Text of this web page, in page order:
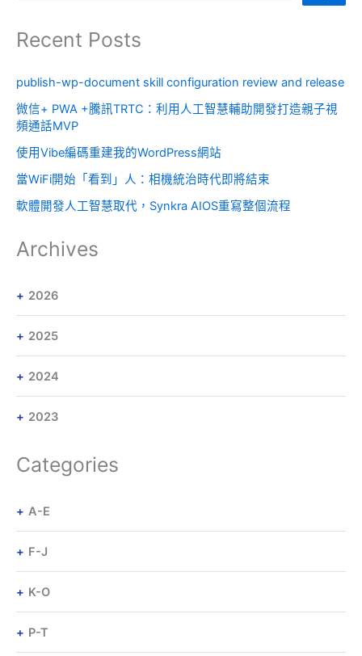
Recent Posts
publish-wp-document skill configuration review and release
微信+ PWA +騰訊TRTC：利用人工智慧輔助開發打造親子視
頻通話MVP
使用Vibe編碼重建我的WordPress網站
當WiFi開始「看到」人：相機統治時代即將結束
軟體開發人工智慧取代，Synkra AIOS重寫整個流程
Archives
2026
2025
2024
2023
Categories
A-E
F-J
K-O
P-T